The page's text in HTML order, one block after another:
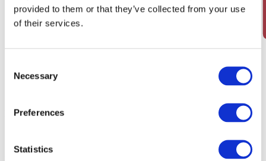
provided to them or that they’ve collected from your use
of their services.
Selection
Necessary
Preferences
Statistics
Mest solgte